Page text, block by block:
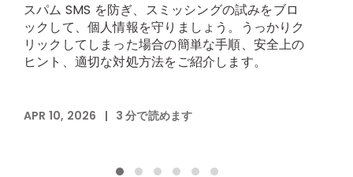
スパム SMS を防ぎ、スミッシングの試みをブロ
ックして、個人情報を守りましょう。うっかりク
リックしてしまった場合の簡単な手順、安全上の
ヒント、適切な対処方法をご紹介します。
APR 10, 2026 | 3 分で読めます